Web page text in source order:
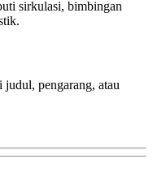
sirkulasi, bimbingan
judul, pengarang, atau